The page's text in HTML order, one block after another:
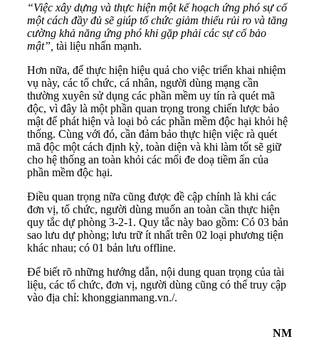
“Việc xây dựng và thực hiện một kế hoạch ứng phó sự cố
một cách đầy đủ sẽ giúp tổ chức giảm thiểu rủi ro và tăng
cường khả năng ứng phó khi gặp phải các sự cố bảo
mật”, tài liệu nhấn mạnh.
Hơn nữa, để thực hiện hiệu quả cho việc triển khai nhiệm
vụ này, các tổ chức, cá nhân, người dùng mạng cần
thường xuyên sử dụng các phần mềm uy tín rà quét mã
độc, vì đây là một phần quan trọng trong chiến lược bảo
mật để phát hiện và loại bỏ các phần mềm độc hại khỏi hệ
thống. Cùng với đó, cần đảm bảo thực hiện việc rà quét
mã độc một cách định kỳ, toàn diện và khi làm tốt sẽ giữ
cho hệ thống an toàn khỏi các mối đe doạ tiềm ẩn của
phần mềm độc hại.
Điều quan trọng nữa cũng được đề cập chính là khi các
đơn vị, tổ chức, người dùng muốn an toàn cần thực hiện
quy tắc dự phòng 3-2-1. Quy tắc này bao gồm: Có 03 bản
sao lưu dự phòng; lưu trữ ít nhất trên 02 loại phương tiện
khác nhau; có 01 bản lưu offline.
Để biết rõ những hướng dẫn, nội dung quan trọng của tài
liệu, các tổ chức, đơn vị, người dùng cũng có thể truy cập
vào địa chỉ: khonggianmang.vn./.
NM